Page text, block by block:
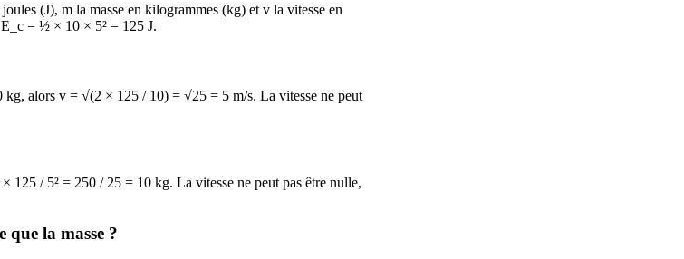
(J), m la masse en kilogrammes (kg) et v la vitesse en
E_c = ½ × 10 × 5² = 125 J.
alors v = √(2 × 125 / 10) = √25 = 5 m/s. La vitesse ne peut
125 / 5² = 250 / 25 = 10 kg. La vitesse ne peut pas être nulle,
la masse ?